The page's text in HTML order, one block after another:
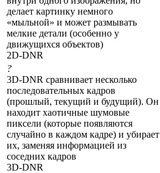
делает картинку немного
«мыльной» и может размывать
мелкие детали (особенно у
движущихся объектов)
2D-DNR
?
3D-DNR сравнивает несколько
последовательных кадров
(прошлый, текущий и будущий). Он
находит хаотичные шумовые
пиксели (которые появляются
случайно в каждом кадре) и убирает
их, заменяя информацией из
соседних кадров
3D-DNR